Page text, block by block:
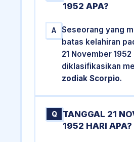
1952 APA?
A
Seseorang yang
batas kelahiran
21 November 1952
diklasifikasikan
zodiak Scorpio.
Q
TANGGAL 21
1952 HARI APA?